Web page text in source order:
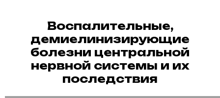
Воспалительные,
демиелинизирующие
болезни центральной
нервной системы и их
последствия